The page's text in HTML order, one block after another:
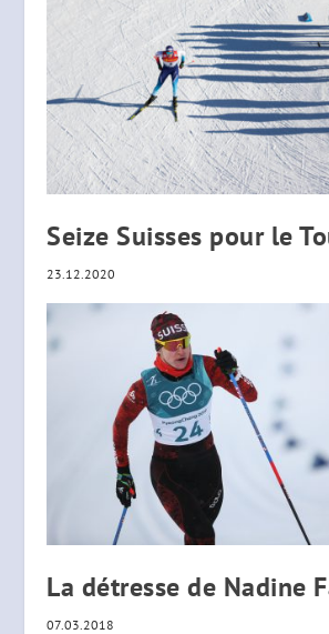
Seize Suisses pour le
23.12.2020
La détresse de Nadine
07.03.2018